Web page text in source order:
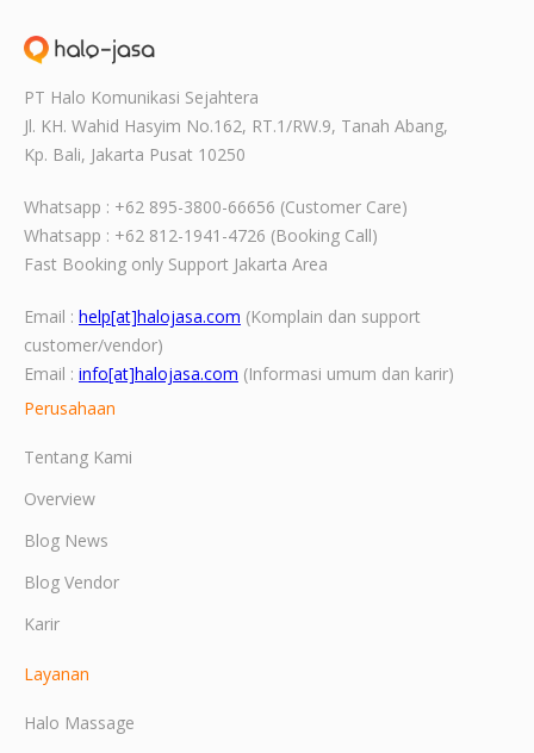
PT Halo Komunikasi Sejahtera
Jl. KH. Wahid Hasyim No.162, RT.1/RW.9, Tanah Abang,
Kp. Bali, Jakarta Pusat 10250
Whatsapp : +62 895-3800-66656 (Customer Care)
Whatsapp : +62 812-1941-4726 (Booking Call)
Fast Booking only Support Jakarta Area
Email : help[at]halojasa.com (Komplain dan support
customer/vendor)
Email : info[at]halojasa.com (Informasi umum dan karir)
Perusahaan
Tentang Kami
Overview
Blog News
Blog Vendor
Karir
Layanan
Halo Massage